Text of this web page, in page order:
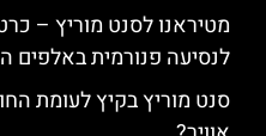
מטיראנו לסנט מוריץ –
לנסיעה פנורמית באלפים
סנט מוריץ בקיץ לעומת